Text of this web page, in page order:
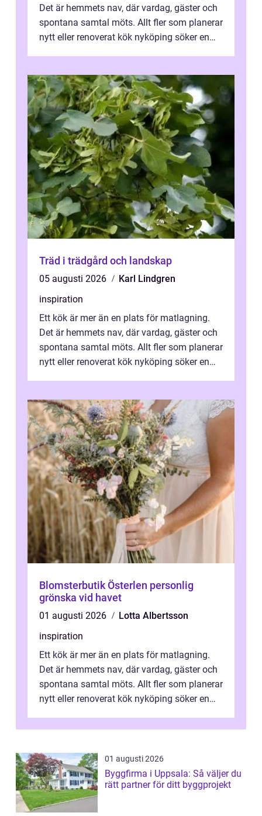
Det är hemmets nav, där vardag, gäster och
spontana samtal möts. Allt fler som planerar
nytt eller renoverat kök nyköping söker en
Träd i trädgård och landskap
05 augusti 2026
Karl Lindgren
inspiration
Ett kök är mer än en plats för matlagning.
Det är hemmets nav, där vardag, gäster och
spontana samtal möts. Allt fler som planerar
nytt eller renoverat kök nyköping söker en
Blomsterbutik Österlen personlig
grönska vid havet
01 augusti 2026
Lotta Albertsson
inspiration
Ett kök är mer än en plats för matlagning.
Det är hemmets nav, där vardag, gäster och
spontana samtal möts. Allt fler som planerar
nytt eller renoverat kök nyköping söker en
01 augusti 2026
Byggfirma i Uppsala: Så väljer du
rätt partner för ditt byggprojekt